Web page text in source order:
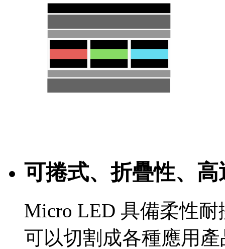
可捲式、折疊性、高
Micro LED 具備柔性
可以切割成各種應用